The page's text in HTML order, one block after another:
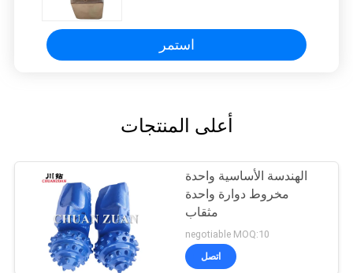
استمر
أعلى المنتجات
الهندسة الأساسية واحدة
مخروط دوارة واحدة
مثقاب
negotiable MOQ:10
اتصل